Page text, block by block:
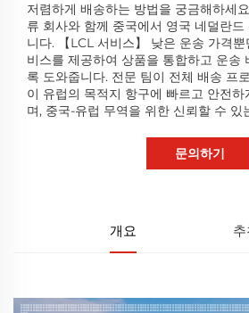
저렴하게 배송하는 방법을 궁금해하세
류 회사와 함께 중국에서 영국 네덜란
니다. 【LCL 서비스】 낮은 운송 가격
비스를 제공하여 상품을 통합하고 운송
록 도와줍니다. 전문 팀이 전체 배송 프
이 유럽의 목적지 항구에 빠르고 안전
며, 중국-유럽 무역을 위한 신뢰할 수 있
문의하기
개요